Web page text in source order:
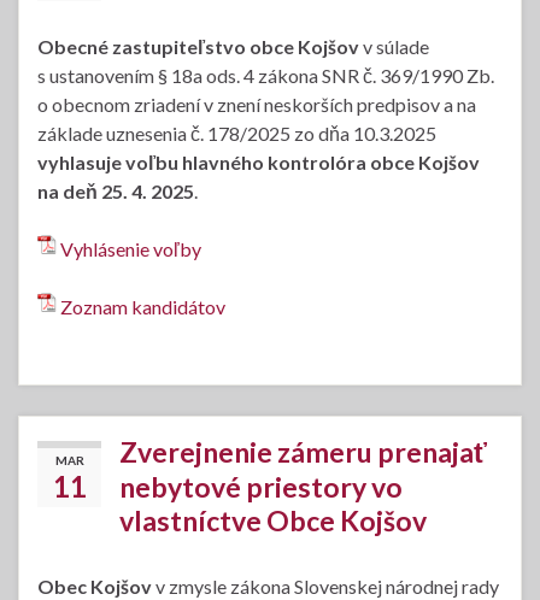
Obecné zastupiteľstvo obce Kojšovv súlade
s ustanovením § 18a ods. 4 zákona SNR č. 369/1990 Zb.
o obecnom zriadení v znení neskorších predpisov a na
základe uznesenia č. 178/2025 zo dňa 10.3.2025
vyhlasuje voľbu hlavného kontrolóra obce Kojšov
na deň 25. 4. 2025.
Vyhlásenie voľby
Zoznam kandidátov
MAR
11
Zverejnenie zámeru prenajať
nebytové priestory vo
vlastníctve Obce Kojšov
Obec Kojšovv zmysle zákona Slovenskej národnej rady